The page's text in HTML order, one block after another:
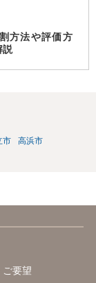
方法や評価方
説
市
高浜市
ご要望